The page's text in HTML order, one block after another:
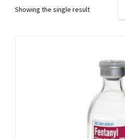
Showing the single result